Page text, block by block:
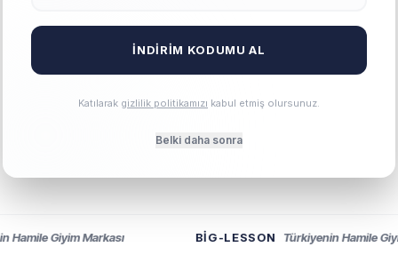
Aldığınız ürünleri 14 gün içinde iade edebilirsiniz. İade edilecek
ürünün satılabilir özelliğini yitirmemiş olması gerekmektedir.
Giyim Markası BIG-LESSON Türkiyenin Hamile
İNDIRIM KODUMU AL
Katılarak gizlilik politikamızı kabul etmiş olursunuz.
Belki daha sonra